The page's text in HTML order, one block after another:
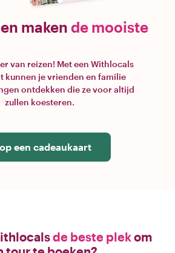
maken de mooiste
van reizen! Met een Withlocals
kunnen je vrienden en familie
ontdekken die ze voor altijd
zullen koesteren.
een cadeaukaart
de beste plekom